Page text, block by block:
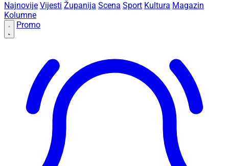
Najnovije Vijesti Županija Scena Sport Kultura Magazin
Kolumne
Promo